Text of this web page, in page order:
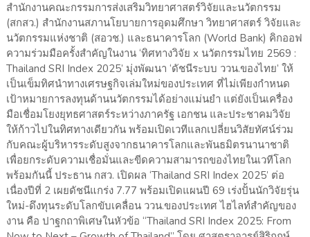
สำนักงานคณะกรรมการส่งเสริมวิทยาศาสตร์วิจัยและนวัตกรรม
(สกสว.) สำนักงานสภานโยบายการอุดมศึกษา วิทยาศาสตร์ วิจัยและ
นวัตกรรมแห่งชาติ (สอวช.) และธนาคารโลก (World Bank) คิกออฟ
ความร่วมมือครั้งสำคัญในงาน ‘ทิศทางวิจัย x นวัตกรรมไทย 2569 :
Thailand SRI Index 2025’ มุ่งพัฒนา ‘ดัชนีระบบ ววน.ของไทย’ ให้
เป็นเข็มทิศนำทางเศรษฐกิจเล่มใหม่ของประเทศ ที่ไม่เพียงกำหนด
เป้าหมายการลงทุนด้านนวัตกรรมได้อย่างแม่นยำ แต่ยังเป็นเครื่อง
มือเชื่อมโยงยุทธศาสตร์ระหว่างภาครัฐ เอกชน และประชาคมวิจัย
ให้ก้าวไปในทิศทางเดียวกัน พร้อมเปิดเวทีแลกเปลี่ยนวิสัยทัศน์ร่วม
กับคณะผู้บริหารระดับสูงจากธนาคารโลกและพันธมิตรนานาชาติ
เพื่อยกระดับความเชื่อมั่นและขีดความสามารถของไทยในเวทีโลก
พร้อมกันนี้ ประธาน กสว. เปิดผล ‘Thailand SRI Index 2025’ ต่อ
เนื่องปีที่ 2 เผยดัชนีแกร่ง 7.77 พร้อมเปิดแผนปี 69 เร่งปั้นนักวิจัยรุ่น
ใหม่-ดึงทุนระดับโลกขับเคลื่อน ววน.ของประเทศ ไฮไลท์สำคัญของ
งาน คือ ปาฐกถาพิเศษในหัวข้อ “Thailand SRI Index 2025: From